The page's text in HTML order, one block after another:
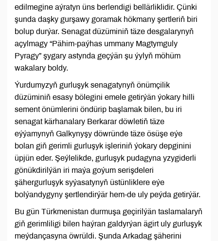
edilmegine aýratyn üns berlendigi bellärliklidir. Çünki
şunda daşky gurşawy goramak hökmany şertleriň biri
bolup durýar. Senagat düzüminiň täze desgalarynyň
açylmagy “Pähim-paýhas ummany Magtymguly
Pyragy” şygary astynda geçýän şu ýylyň möhüm
wakalary boldy.
Ýurdumyzyň gurluşyk senagatynyň önümçilik
düzüminiň esasy bölegini emele getirýän ýokary hilli
sement önümlerini öndürip başlamak bilen, bu iri
senagat kärhanalary Berkarar döwletiň täze
eýýamynyň Galkynyşy döwründe täze ösüşe eýe
bolan giň gerimli gurluşyk işleriniň ýokary depginini
üpjün eder. Şeýlelikde, gurluşyk pudagyna yzygiderli
gönükdirilýän iri maýa goýum serişdeleri
şähergurluşyk syýasatynyň üstünliklere eýe
bolýandygyny şertlendirýär hem-de uly peýda getirýär.
Bu gün Türkmenistan durmuşa geçirilýän taslamalaryň
giň gerimliligi bilen haýran galdyrýan ägirt uly gurluşyk
meýdançasyna öwrüldi. Şunda Arkadag şäherini